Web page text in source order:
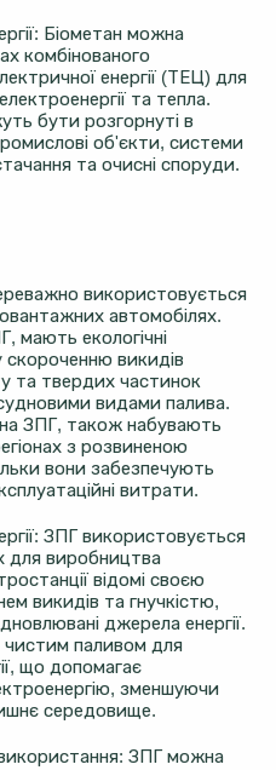
Біометан можна
комбінованого
енергії (ТЕЦ) для
та тепла.
бути розгорнуті в
об'єкти, системи
та очисні споруди.
використовується
автомобілях.
екологічні
скороченню викидів
та твердих частинок
видами палива.
ЗПГ, також набувають
з розвиненою
вони забезпечують
витрати.
ЗПГ використовується
для виробництва
відомі своєю
викидів та гнучкістю,
джерела енергії.
чистим паливом для
що допомагає
зменшуючи
середовище.
ЗПГ можна